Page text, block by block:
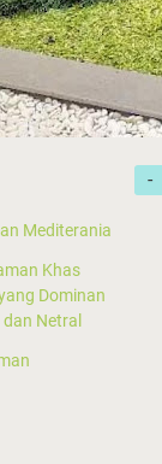
Mediterania
Khas
Dominan
Netral